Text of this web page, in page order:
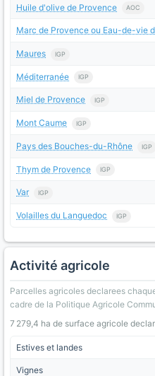
Huile d'olive de Provence AOC
Marc de Provence ou Eau-de-vie
Maures IGP
Méditerranée IGP
Miel de Provence IGP
Mont Caume IGP
Pays des Bouches-du-Rhône IGP
Thym de Provence IGP
Var IGP
Volailles du Languedoc IGP
Activité agricole
Parcelles agricoles declarees
cadre de la Politique Agricole
7 279,4 ha de surface agricole
Estives et landes
Vignes